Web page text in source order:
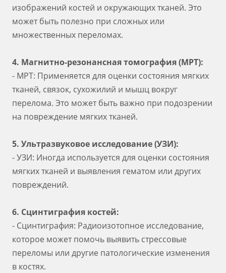
изображений костей и окружающих тканей. Это
может быть полезно при сложных или
множественных переломах.
4. Магнитно-резонансная томография (МРТ):
- МРТ: Применяется для оценки состояния мягких
тканей, связок, сухожилий и мышц вокруг
перелома. Это может быть важно при подозрении
на повреждение мягких тканей.
5. Ультразвуковое исследование (УЗИ):
- УЗИ: Иногда используется для оценки состояния
мягких тканей и выявления гематом или других
повреждений.
6. Сцинтиграфия костей:
- Сцинтиграфия: Радиоизотопное исследование,
которое может помочь выявить стрессовые
переломы или другие патологические изменения
в костях.